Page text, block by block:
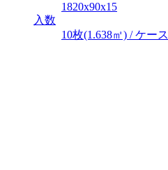
1820x90x15
入数
10枚(1.638㎡) / ケース